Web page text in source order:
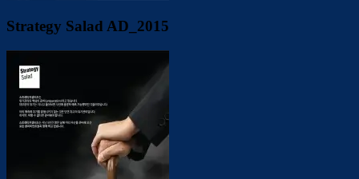
Strategy Salad AD_2015